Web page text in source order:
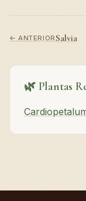
← ANTERIORSalvia
🌿 Plantas